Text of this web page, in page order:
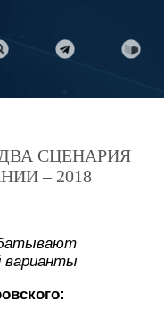
СЦЕНАРИЯ
– 2018
варианты